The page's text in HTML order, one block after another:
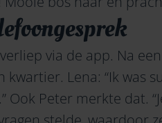
via de app. Na
Lena: “Ik was
Ook Peter merkte dat.